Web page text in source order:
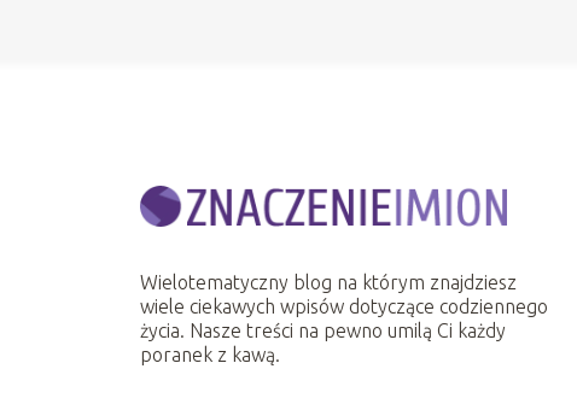
Wielotematyczny blog na którym znajdziesz
wiele ciekawych wpisów dotyczące codziennego
życia. Nasze treści na pewno umilą Ci każdy
poranek z kawą.